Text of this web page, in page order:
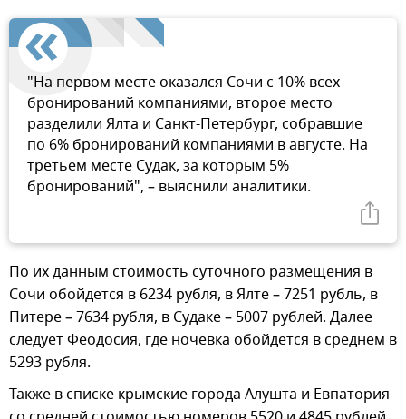
"На первом месте оказался Сочи с 10% всех
бронирований компаниями, второе место
разделили Ялта и Санкт-Петербург, собравшие
по 6% бронирований компаниями в августе. На
третьем месте Судак, за которым 5%
бронирований", – выяснили аналитики.
По их данным стоимость суточного размещения в
Сочи обойдется в 6234 рубля, в Ялте – 7251 рубль, в
Питере – 7634 рубля, в Судаке – 5007 рублей. Далее
следует Феодосия, где ночевка обойдется в среднем в
5293 рубля.
Также в списке крымские города Алушта и Евпатория